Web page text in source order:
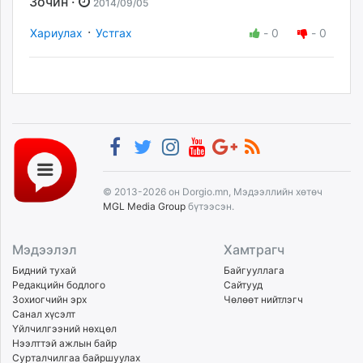
2014/09/05
Хариулах · Устгах - 0 - 0
© 2013-2026 он Dorgio.mn, Мэдээллийн хөтөч
MGL Media Group бүтээсэн.
Мэдээлэл
Бидний тухай
Редакцийн бодлого
Зохиогчийн эрх
Санал хүсэлт
Үйлчилгээний нөхцөл
Нээлттэй ажлын байр
Сурталчилгаа байршуулах
Хамтрагч
Байгууллага
Сайтууд
Чөлөөт нийтлэгч